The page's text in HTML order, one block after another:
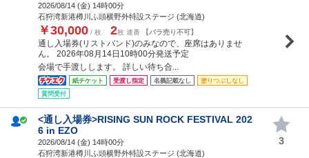
2026/08/14 (金) 14時00分
石狩湾新港樽川ふ頭横野外特設ステージ (北海道)
￥30,000 / 枚 2枚 連番 【バラ売り不可】
通し入場券(リストバンド)のみなので、座席はありませ
ん。 2026年08月14日10時00分発送予定
会場で手渡しします。 詳しい待ち合...
紙チケット 受渡し指定 名義記載なし
塗りつぶしなし
質問受付
<通し入場券>RISING SUN ROCK FESTIVAL 202
6 in EZO
2026/08/14 (金) 14時00分
石狩湾新港樽川ふ頭横野外特設ステージ (北海道)
3